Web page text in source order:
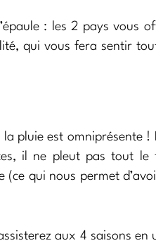
: les 2 pays vous
qui vous fera sentir
pluie est omniprésente
il ne pleut pas tout le
qui nous permet
aux 4 saisons en